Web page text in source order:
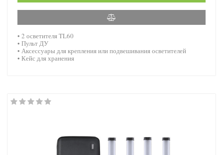
• 2 осветителя TL60
• Пульт ДУ
• Аксессуары для крепления или подвешивания осветителей
• Кейс для хранения